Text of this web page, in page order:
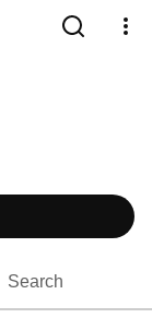
Search